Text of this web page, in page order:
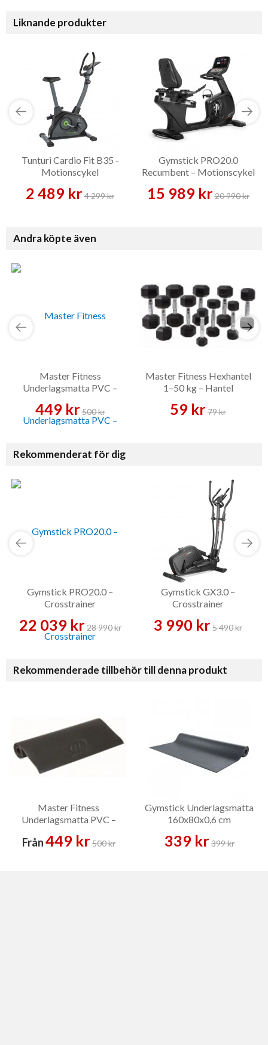
Liknande produkter
Tunturi Cardio Fit B35 -
Motionscykel
2 489 kr4 299 kr
Gymstick PRO20.0
Recumbent – Motionscykel
15 989 kr20 990 kr
Andra köpte även
Master Fitness
Underlagsmatta PVC –
449 kr500 kr
Master Fitness Hexhantel
1–50 kg – Hantel
59 kr79 kr
Rekommenderat för dig
Gymstick PRO20.0 –
Crosstrainer
22 039 kr28 990 kr
Gymstick GX3.0 –
Crosstrainer
3 990 kr5 490 kr
Rekommenderade tillbehör till denna produkt
Master Fitness
Underlagsmatta PVC –
Från449 kr500 kr
Gymstick Underlagsmatta
160x80x0,6 cm
339 kr399 kr